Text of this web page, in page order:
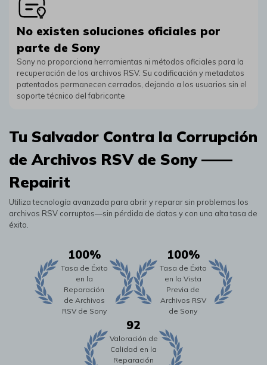
No existen soluciones oficiales por
parte de Sony
Sony no proporciona herramientas ni métodos oficiales para la
recuperación de los archivos RSV. Su codificación y metadatos
patentados permanecen cerrados, dejando a los usuarios sin el
soporte técnico del fabricante
Tu Salvador Contra la Corrupción
de Archivos RSV de Sony ——
Repairit
Utiliza tecnología avanzada para abrir y reparar sin problemas los
archivos RSV corruptos—sin pérdida de datos y con una alta tasa de
éxito.
100%
Tasa de Éxito
en la
Reparación
de Archivos
RSV de Sony
100%
Tasa de Éxito
en la Vista
Previa de
Archivos RSV
de Sony
92
Valoración de
Calidad en la
Reparación